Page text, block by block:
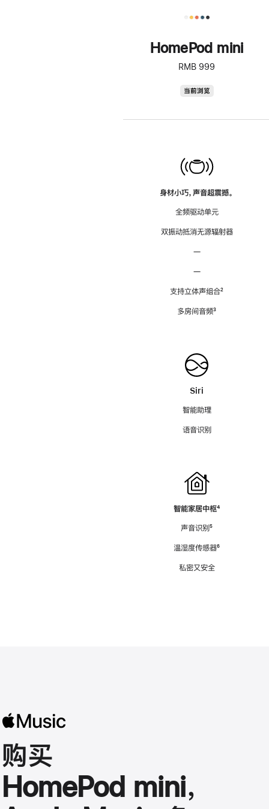
HomePod mini
RMB 999
当前浏览
身材小巧，声音超震撼。
全频驱动单元
双振动抵消无源辐射器
—
—
支持立体声组合脚
²
多房间音频脚
³
Siri
智能助理
语音识别
智能家居中枢脚
⁴
声音识别脚
⁵
温湿度传感器脚
⁶
私密又安全
购买
HomePod mini，